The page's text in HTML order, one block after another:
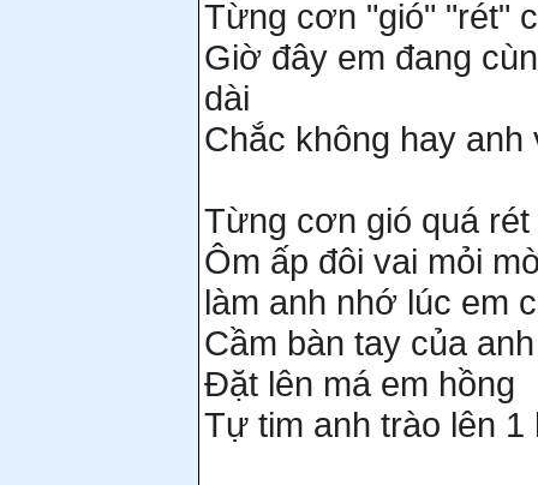
Từng cơn "gió" "rét"
Giờ đây em đang
dài
Chắc không hay
Từng cơn gió quá
Ôm ấp đôi vai mỏi
làm anh nhớ lúc em
Cầm bàn tay của anh
Đặt lên má em hồng
Tự tim anh trào lên 1